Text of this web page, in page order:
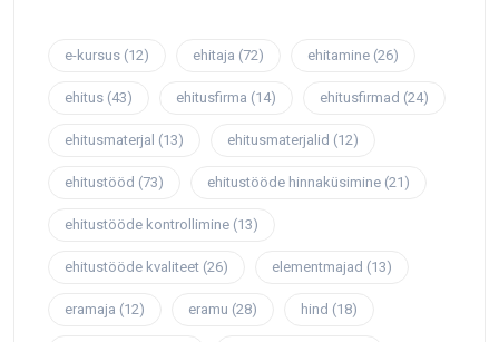
e-kursus (12) ehitaja (72) ehitamine (26)
ehitus (43) ehitusfirma (14) ehitusfirmad (24)
ehitusmaterjal (13) ehitusmaterjalid (12)
ehitustööd (73) ehitustööde hinnaküsimine (21)
ehitustööde kontrollimine (13)
ehitustööde kvaliteet (26) elementmajad (13)
eramaja (12) eramu (28) hind (18)